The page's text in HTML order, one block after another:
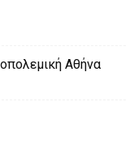
Αθήνα